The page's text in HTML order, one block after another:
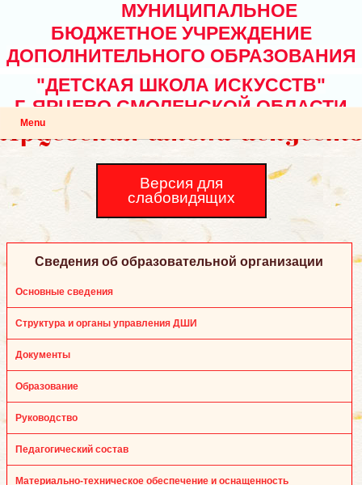
МУНИЦИПАЛЬНОЕ
БЮДЖЕТНОЕ УЧРЕЖДЕНИЕ
ДОПОЛНИТЕЛЬНОГО ОБРАЗОВАНИЯ
"ДЕТСКАЯ ШКОЛА ИСКУССТВ"
Г. ЯРЦЕВО СМОЛЕНСКОЙ ОБЛАСТИ
Menu
Версия для
слабовидящих
Сведения об образовательной организации
Основные сведения
Структура и органы управления ДШИ
Документы
Образование
Руководство
Педагогический состав
Материально-техническое обеспечение и оснащенность